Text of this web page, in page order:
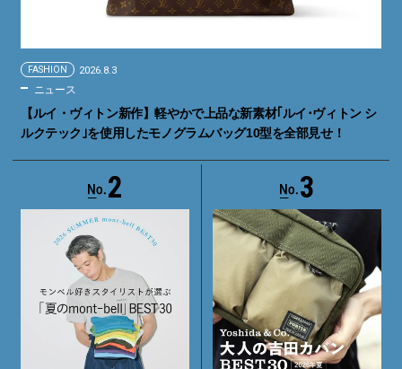
FASHION 2026.8.3
ニュース
【ルイ・ヴィトン新作】軽やかで上品な新素材｢ルイ･ヴィトン シ
ルクテック｣を使用したモノグラムバッグ10型を全部見せ！
2 3